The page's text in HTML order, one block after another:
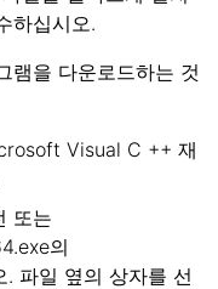
하십시오.
램을 다운로드하는 것
Visual C ++ 재
또는
의
파일 옆의 상자를 선